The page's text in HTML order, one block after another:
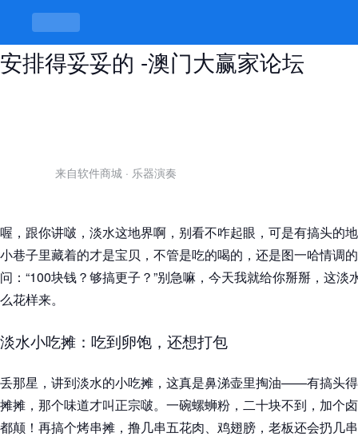
淡水小巷子里100块钱，吃喝玩乐全
安排得妥妥的 -澳门大赢家论坛
来自软件商城 · 乐器演奏
喔，跟你讲啵，淡水这地界啊，别看不咋起眼，可是有搞头的
小巷子里藏着的才是宝贝，不管是吃的喝的，还是图一哈情调
问：“100块钱？够搞更子？”别急嘛，今天我就给你掰掰，这
么花样来。
淡水小吃摊：吃到卵饱，还想打包
丢那星，讲到淡水的小吃摊，这真是鼻涕壶里掏油——有搞头
摊摊，那个味道才叫正宗啵。一碗螺蛳粉，二十块不到，加个
都颠！再搞个烤串摊，撸几串五花肉、鸡翅膀，老板还会扔几